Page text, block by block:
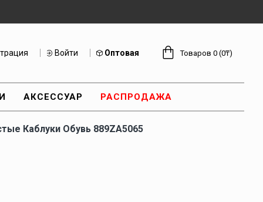
Войти Оптовая Товаров 0 (0₸)
АКСЕССУАР РАСПРОДАЖА
Каблуки Обувь 889ZA5065